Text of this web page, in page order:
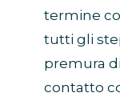
termine
tutti gli
premura
contatto